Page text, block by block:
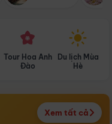
Tour Hoa Anh
Đào
Du lịch Mùa
Hè
Xem tất cả
Điểm nổi bật